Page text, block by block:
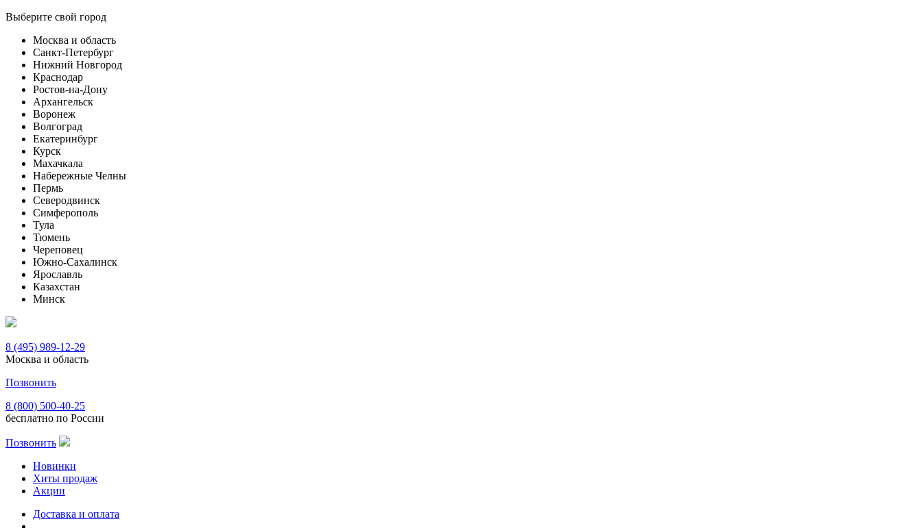
Выберите свой город
Москва и область
Санкт-Петербург
Нижний Новгород
Краснодар
Ростов-на-Дону
Архангельск
Воронеж
Волгоград
Екатеринбург
Курск
Махачкала
Набережные Челны
Пермь
Северодвинск
Симферополь
Тула
Тюмень
Череповец
Южно-Сахалинск
Ярославль
Казахстан
Минск
8 (495) 989-12-29
Москва и область
Позвонить
8 (800) 500-40-25
бесплатно по России
Позвонить
Новинки
Хиты продаж
Акции
Доставка и оплата